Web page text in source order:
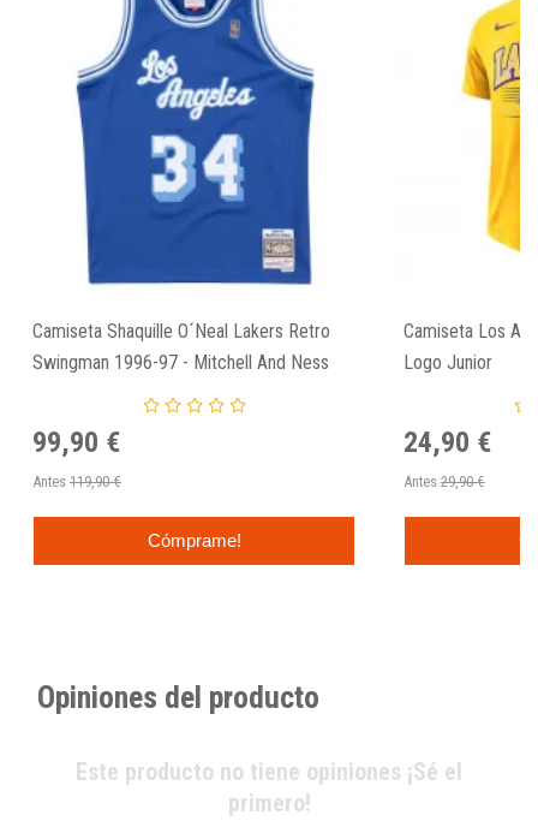
Camiseta Shaquille O´Neal Lakers Retro
Swingman 1996-97 - Mitchell And Ness
99,90 €
Antes 119,90 €
Cómprame!
Camiseta Los
Logo Junior
24,90 €
Antes 29,90 €
Opiniones del producto
Este producto no tiene opiniones ¡Sé el
primero!